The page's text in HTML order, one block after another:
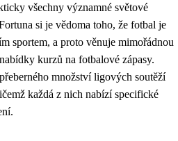
všechny významné světové
si je vědoma toho, že fotbal je
sportem, a proto věnuje mimořádnou
kurzů na fotbalové zápasy.
množství ligových soutěží
každá z nich nabízí specifické